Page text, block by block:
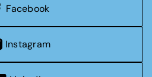
Facebook
Instagram